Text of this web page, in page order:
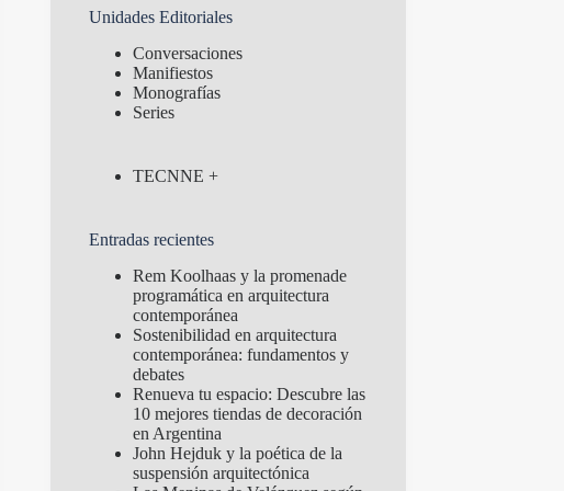
Unidades Editoriales
Conversaciones
Manifiestos
Monografías
Series
TECNNE +
Entradas recientes
Rem Koolhaas y la promenade
programática en arquitectura
contemporánea
Sostenibilidad en arquitectura
contemporánea: fundamentos y
debates
Renueva tu espacio: Descubre las
10 mejores tiendas de decoración
en Argentina
John Hejduk y la poética de la
suspensión arquitectónica